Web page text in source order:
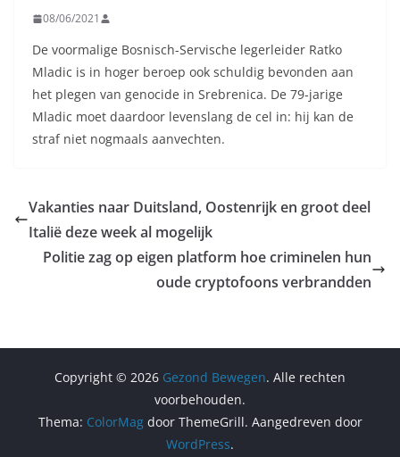
08/06/2021
De voormalige Bosnisch-Servische legerleider Ratko
Mladic is in hoger beroep ook schuldig bevonden aan
het plegen van genocide in Srebrenica. De 79-jarige
Mladic moet daardoor levenslang de cel in: hij kan de
straf niet nogmaals aanvechten.
Vakanties naar Duitsland, Oostenrijk en groot deel
Italië deze week al mogelijk
Politie zag op eigen platform hoe criminelen hun
oude cryptofoons verbrandden
Copyright © 2026 Gezond Bewegen. Alle rechten
voorbehouden.
Thema: ColorMagdoor ThemeGrill. Aangedreven door
WordPress.